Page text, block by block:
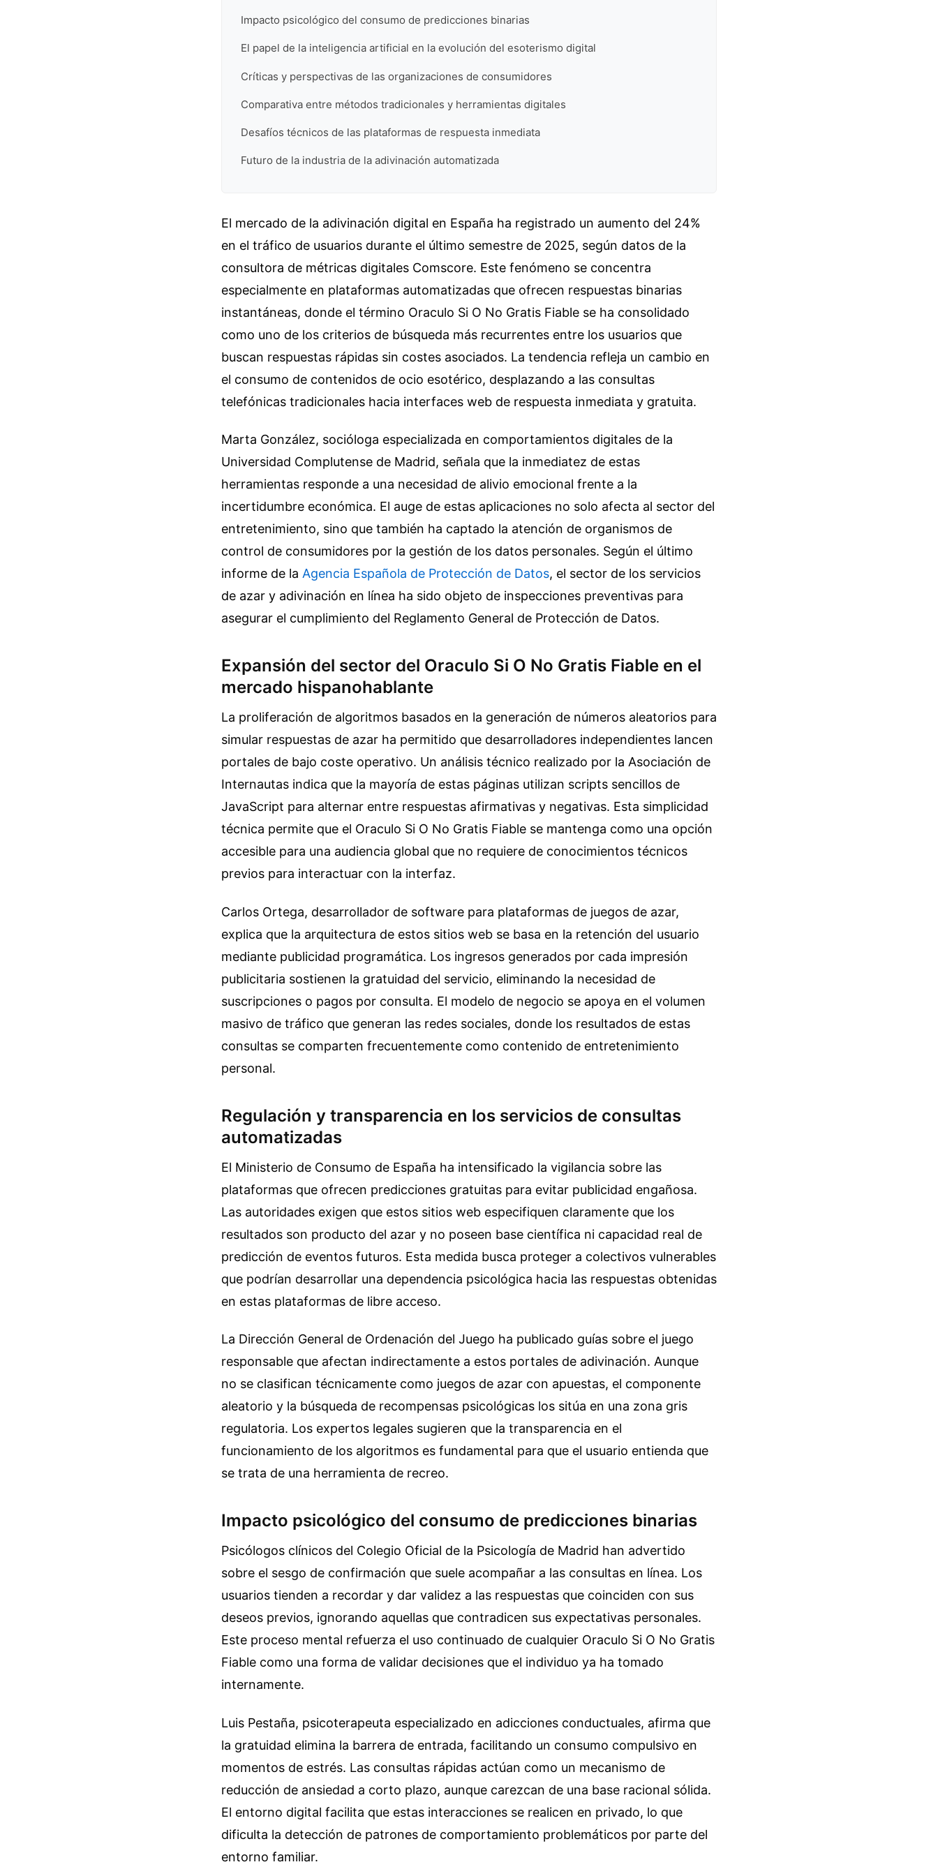
Impacto psicológico del consumo de predicciones binarias
El papel de la inteligencia artificial en la evolución del esoterismo digital
Críticas y perspectivas de las organizaciones de consumidores
Comparativa entre métodos tradicionales y herramientas digitales
Desafíos técnicos de las plataformas de respuesta inmediata
Futuro de la industria de la adivinación automatizada
El mercado de la adivinación digital en España ha registrado un aumento del 24%
en el tráfico de usuarios durante el último semestre de 2025, según datos de la
consultora de métricas digitales Comscore. Este fenómeno se concentra
especialmente en plataformas automatizadas que ofrecen respuestas binarias
instantáneas, donde el término Oraculo Si O No Gratis Fiable se ha consolidado
como uno de los criterios de búsqueda más recurrentes entre los usuarios que
buscan respuestas rápidas sin costes asociados. La tendencia refleja un cambio en
el consumo de contenidos de ocio esotérico, desplazando a las consultas
telefónicas tradicionales hacia interfaces web de respuesta inmediata y gratuita.
Marta González, socióloga especializada en comportamientos digitales de la
Universidad Complutense de Madrid, señala que la inmediatez de estas
herramientas responde a una necesidad de alivio emocional frente a la
incertidumbre económica. El auge de estas aplicaciones no solo afecta al sector del
entretenimiento, sino que también ha captado la atención de organismos de
control de consumidores por la gestión de los datos personales. Según el último
informe de la Agencia Española de Protección de Datos, el sector de los servicios
de azar y adivinación en línea ha sido objeto de inspecciones preventivas para
asegurar el cumplimiento del Reglamento General de Protección de Datos.
Expansión del sector del Oraculo Si O No Gratis Fiable en el
mercado hispanohablante
La proliferación de algoritmos basados en la generación de números aleatorios para
simular respuestas de azar ha permitido que desarrolladores independientes lancen
portales de bajo coste operativo. Un análisis técnico realizado por la Asociación de
Internautas indica que la mayoría de estas páginas utilizan scripts sencillos de
JavaScript para alternar entre respuestas afirmativas y negativas. Esta simplicidad
técnica permite que el Oraculo Si O No Gratis Fiable se mantenga como una opción
accesible para una audiencia global que no requiere de conocimientos técnicos
previos para interactuar con la interfaz.
Carlos Ortega, desarrollador de software para plataformas de juegos de azar,
explica que la arquitectura de estos sitios web se basa en la retención del usuario
mediante publicidad programática. Los ingresos generados por cada impresión
publicitaria sostienen la gratuidad del servicio, eliminando la necesidad de
suscripciones o pagos por consulta. El modelo de negocio se apoya en el volumen
masivo de tráfico que generan las redes sociales, donde los resultados de estas
consultas se comparten frecuentemente como contenido de entretenimiento
personal.
Regulación y transparencia en los servicios de consultas
automatizadas
El Ministerio de Consumo de España ha intensificado la vigilancia sobre las
plataformas que ofrecen predicciones gratuitas para evitar publicidad engañosa.
Las autoridades exigen que estos sitios web especifiquen claramente que los
resultados son producto del azar y no poseen base científica ni capacidad real de
predicción de eventos futuros. Esta medida busca proteger a colectivos vulnerables
que podrían desarrollar una dependencia psicológica hacia las respuestas obtenidas
en estas plataformas de libre acceso.
La Dirección General de Ordenación del Juego ha publicado guías sobre el juego
responsable que afectan indirectamente a estos portales de adivinación. Aunque
no se clasifican técnicamente como juegos de azar con apuestas, el componente
aleatorio y la búsqueda de recompensas psicológicas los sitúa en una zona gris
regulatoria. Los expertos legales sugieren que la transparencia en el
funcionamiento de los algoritmos es fundamental para que el usuario entienda que
se trata de una herramienta de recreo.
Impacto psicológico del consumo de predicciones binarias
Psicólogos clínicos del Colegio Oficial de la Psicología de Madrid han advertido
sobre el sesgo de confirmación que suele acompañar a las consultas en línea. Los
usuarios tienden a recordar y dar validez a las respuestas que coinciden con sus
deseos previos, ignorando aquellas que contradicen sus expectativas personales.
Este proceso mental refuerza el uso continuado de cualquier Oraculo Si O No Gratis
Fiable como una forma de validar decisiones que el individuo ya ha tomado
internamente.
Luis Pestaña, psicoterapeuta especializado en adicciones conductuales, afirma que
la gratuidad elimina la barrera de entrada, facilitando un consumo compulsivo en
momentos de estrés. Las consultas rápidas actúan como un mecanismo de
reducción de ansiedad a corto plazo, aunque carezcan de una base racional sólida.
El entorno digital facilita que estas interacciones se realicen en privado, lo que
dificulta la detección de patrones de comportamiento problemáticos por parte del
entorno familiar.